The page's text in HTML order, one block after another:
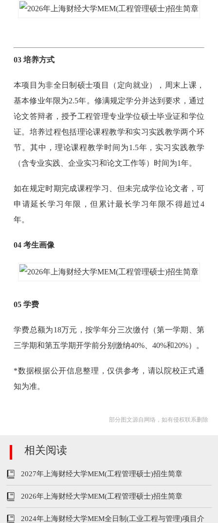
03 培养方式
本项目为非全日制硕士项目（定向就业），周末上课，
基本修业年限为2.5年。修满规定学分并达到要求，通过
论文答辩者，授予工程管理专业学位硕士毕业证和学位
证。培养过程包括理论课程教学和实习实践教学两个环
节。其中，理论课程教学时间为1.5年，实习实践教学
（含专业实践、企业实习和论文工作等）时间为1年。
如在规定时期完成课程学习、但未完成学位论文者，可
申请延长学习年限，但累计最长学习年限不得超过4
年。
04 考生画像
05 学费
学费总额为18万元，按学年分三次缴付（第一学期、第
三学期和第五学期开学前分别缴纳40%、40%和20%）。
*数据根据公开信息整理，仅供参考，请以院校正式通
知为准。
部分图文源自网络，如有侵权联系删除
相关阅读
2027年上海财经大学MEM(工程管理硕士)招生简章
2026年上海财经大学MEM(工程管理硕士)招生简章
2024年上海财经大学MEM全日制(工业工程与管理)项目介